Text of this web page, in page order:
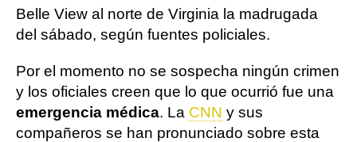
Belle View al norte de Virginia la madrugada
del sábado, según fuentes policiales.
Por el momento no se sospecha ningún crimen
y los oficiales creen que lo que ocurrió fue una
emergencia médica. La CNN y sus
compañeros se han pronunciado sobre esta